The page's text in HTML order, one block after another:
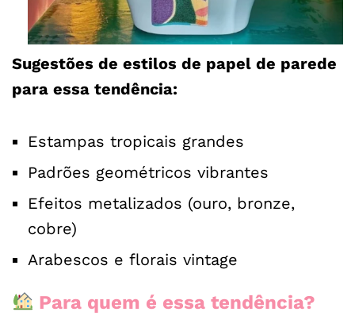
Sugestões de estilos de papel de parede
para essa tendência:
Estampas tropicais grandes
Padrões geométricos vibrantes
Efeitos metalizados (ouro, bronze,
cobre)
Arabescos e florais vintage
Para quem é essa tendência?